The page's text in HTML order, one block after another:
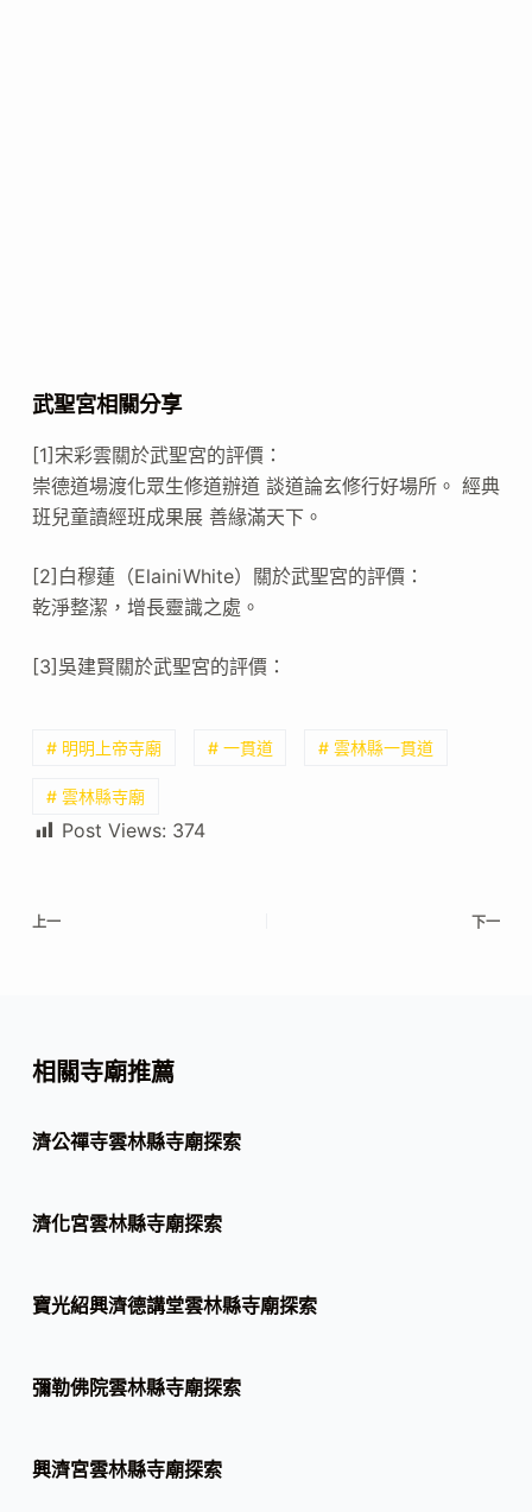
武聖宮相關分享
[1]宋彩雲關於武聖宮的評價：
崇德道場渡化眾生修道辦道 談道論玄修行好場所。 經典
班兒童讀經班成果展 善緣滿天下。
[2]白穆蓮（ElainiWhite）關於武聖宮的評價：
乾淨整潔，增長靈識之處。
[3]吳建賢關於武聖宮的評價：
# 明明上帝寺廟 # 一貫道 # 雲林縣一貫道
# 雲林縣寺廟
Post Views: 374
上一 下一
相關寺廟推薦
濟公禪寺雲林縣寺廟探索
濟化宮雲林縣寺廟探索
寶光紹興濟德講堂雲林縣寺廟探索
彌勒佛院雲林縣寺廟探索
興濟宮雲林縣寺廟探索